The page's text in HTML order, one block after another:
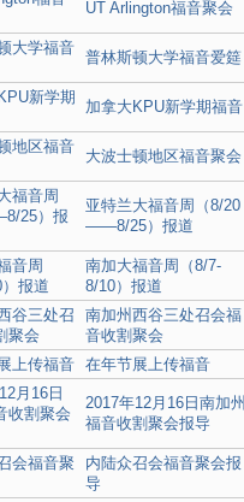
UT Arlington福音聚会
普林斯顿大学福音爱筵
加拿大KPU新学期福音
大波士顿地区福音聚会
亚特兰大福音周（8/20
——8/25）报道
南加大福音周（8/7-
8/10）报道
南加州西谷三处召会福
音收割聚会
在年节展上传福音
2017年12月16日南加州
福音收割聚会报导
内陆众召会福音聚会报
导